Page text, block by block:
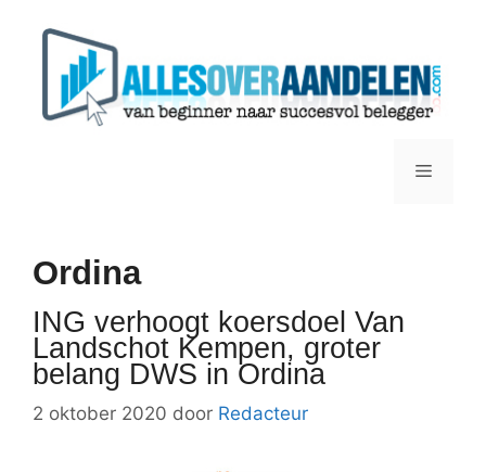
Menu
Ordina
ING verhoogt koersdoel Van
Landschot Kempen, groter
belang DWS in Ordina
2 oktober 2020 door Redacteur